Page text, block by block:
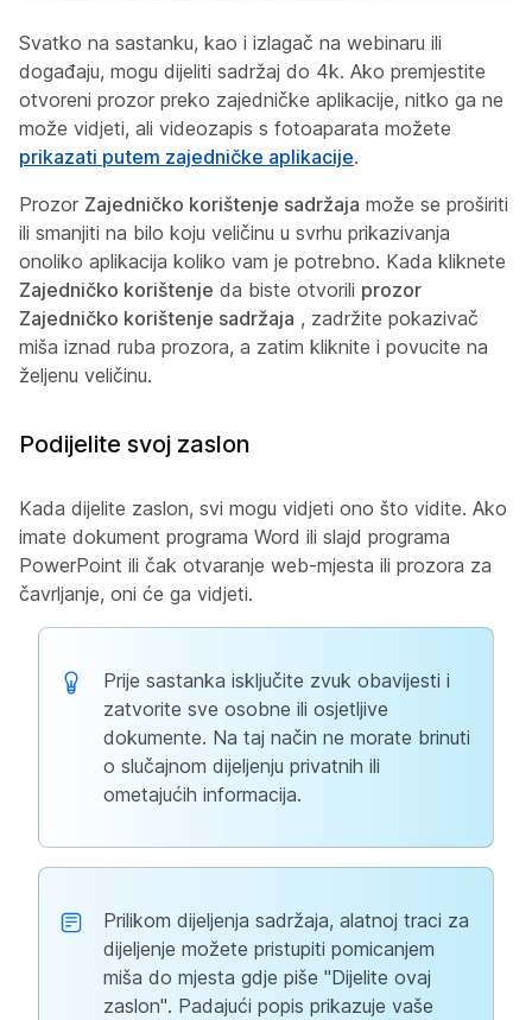
Svatko na sastanku, kao i izlagač na webinaru ili
događaju, mogu dijeliti sadržaj do 4k. Ako premjestite
otvoreni prozor preko zajedničke aplikacije, nitko ga ne
može vidjeti, ali videozapis s fotoaparata možete
prikazati putem zajedničke aplikacije.
Prozor Zajedničko korištenje sadržaja može se proširiti
ili smanjiti na bilo koju veličinu u svrhu prikazivanja
onoliko aplikacija koliko vam je potrebno. Kada kliknete
Zajedničko korištenje da biste otvorili prozor
Zajedničko korištenje sadržaja , zadržite pokazivač
miša iznad ruba prozora, a zatim kliknite i povucite na
željenu veličinu.
Podijelite svoj zaslon
Kada dijelite zaslon, svi mogu vidjeti ono što vidite. Ako
imate dokument programa Word ili slajd programa
PowerPoint ili čak otvaranje web-mjesta ili prozora za
čavrljanje, oni će ga vidjeti.
Prije sastanka isključite zvuk obavijesti i
zatvorite sve osobne ili osjetljive
dokumente. Na taj način ne morate brinuti
o slučajnom dijeljenju privatnih ili
ometajućih informacija.
Prilikom dijeljenja sadržaja, alatnoj traci za
dijeljenje možete pristupiti pomicanjem
miša do mjesta gdje piše "Dijelite ovaj
zaslon". Padajući popis prikazuje vaše